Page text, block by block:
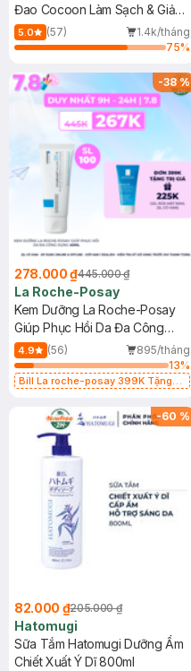
Đao Cocoon Làm Sạch & Giảm
Dầu 500ml
5.0 (57)
1.4k/tháng
75%
-38%
278.000 ₫445.000 ₫
La Roche-Posay
Kem Dưỡng La Roche-Posay
Giúp Phục Hồi Da Đa Công
Dụng 40ml
4.9 (56)
895/tháng
13%
Bill La roche-posay 399K Tặng
(SL có hạn)
-60 %
82.000 ₫205.000 ₫
Hatomugi
Sữa Tắm Hatomugi Dưỡng Ẩm
Chiết Xuất Ý Dĩ 800ml